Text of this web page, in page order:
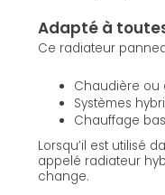
Adapté à
Ce radiateur
Chaudière ou
Systèmes
Chauffage
Lorsqu’il est utilisé
appelé radiateur
change.